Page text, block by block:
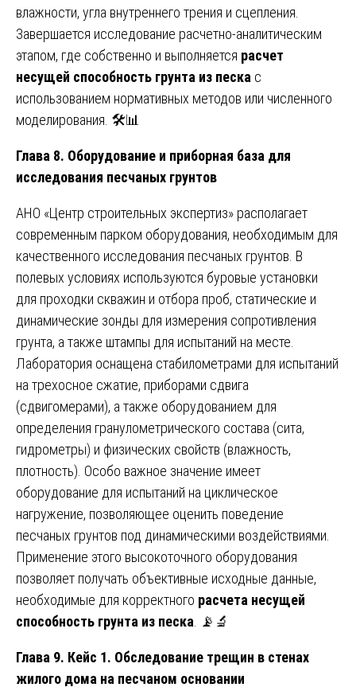
влажности, угла внутреннего трения и сцепления.
Завершается исследование расчетно-аналитическим
этапом, где собственно и выполняется расчет
несущей способность грунта из песка с
использованием нормативных методов или численного
моделирования. 🛠️📊
Глава 8. Оборудование и приборная база для
исследования песчаных грунтов
АНО «Центр строительных экспертиз» располагает
современным парком оборудования, необходимым для
качественного исследования песчаных грунтов. В
полевых условиях используются буровые установки
для проходки скважин и отбора проб, статические и
динамические зонды для измерения сопротивления
грунта, а также штампы для испытаний на месте.
Лаборатория оснащена стабилометрами для испытаний
на трехосное сжатие, приборами сдвига
(сдвигомерами), а также оборудованием для
определения гранулометрического состава (сита,
гидрометры) и физических свойств (влажность,
плотность). Особо важное значение имеет
оборудование для испытаний на циклическое
нагружение, позволяющее оценить поведение
песчаных грунтов под динамическими воздействиями.
Применение этого высокоточного оборудования
позволяет получать объективные исходные данные,
необходимые для корректного расчета несущей
способность грунта из песка . 📡🔬
Глава 9. Кейс 1. Обследование трещин в стенах
жилого дома на песчаном основании